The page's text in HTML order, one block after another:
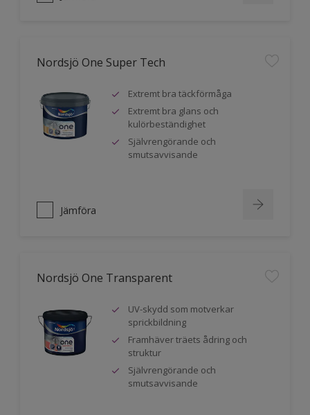
Nordsjö One Super Tech
Extremt bra täckförmåga
Extremt bra glans och
kulörbeständighet
Självrengörande och
smutsavvisande
Jämföra
Nordsjö One Transparent
UV-skydd som motverkar
sprickbildning
Framhäver träets ådring och
struktur
Självrengörande och
smutsavvisande